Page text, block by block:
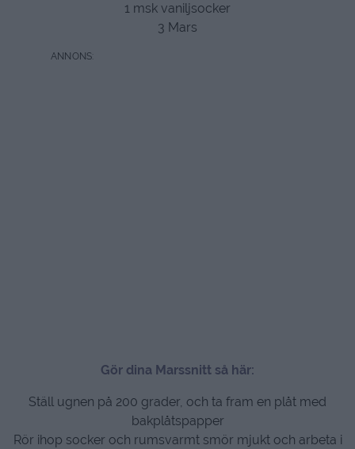
1 msk vaniljsocker
3 Mars
Gör dina Marssnitt så här:
Ställ ugnen på 200 grader, och ta fram en plåt med
bakplåtspapper
Rör ihop socker och rumsvarmt smör mjukt och arbeta i